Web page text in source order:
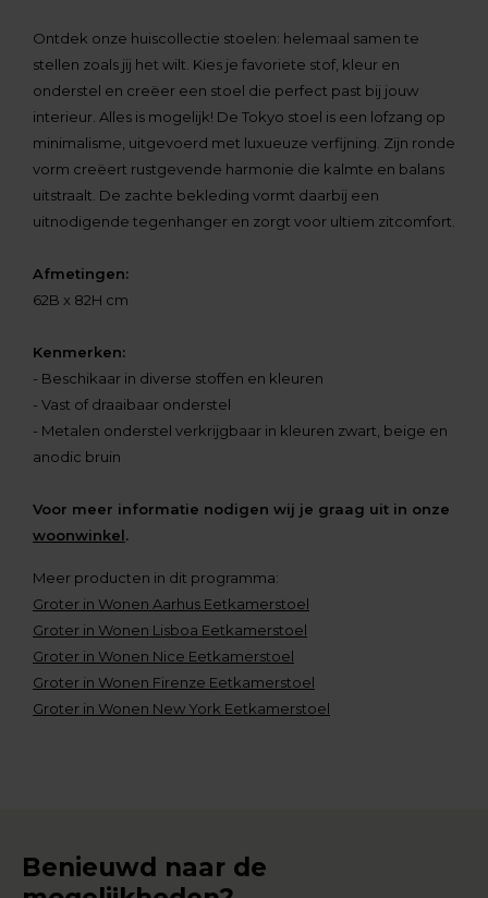
Ontdek onze huiscollectie stoelen: helemaal samen te
stellen zoals jij het wilt. Kies je favoriete stof, kleur en
onderstel en creëer een stoel die perfect past bij jouw
interieur. Alles is mogelijk! De Tokyo stoel is een lofzang op
minimalisme, uitgevoerd met luxueuze verfijning. Zijn ronde
vorm creëert rustgevende harmonie die kalmte en balans
uitstraalt. De zachte bekleding vormt daarbij een
uitnodigende tegenhanger en zorgt voor ultiem zitcomfort.
Afmetingen:
62B x 82H cm
Kenmerken:
- Beschikaar in diverse stoffen en kleuren
- Vast of draaibaar onderstel
- Metalen onderstel verkrijgbaar in kleuren zwart, beige en
anodic bruin
Voor meer informatie nodigen wij je graag uit in onze
woonwinkel.
Meer producten in dit programma:
Groter in Wonen Aarhus Eetkamerstoel
Groter in Wonen Lisboa Eetkamerstoel
Groter in Wonen Nice Eetkamerstoel
Groter in Wonen Firenze Eetkamerstoel
Groter in Wonen New York Eetkamerstoel
Benieuwd naar de